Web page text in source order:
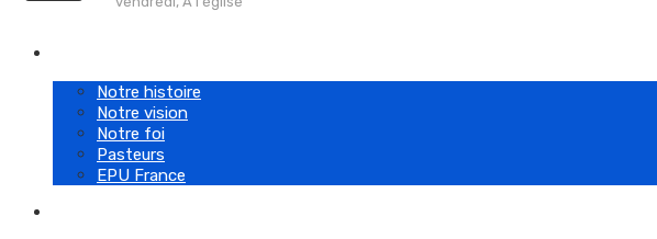
Notre histoire
Notre vision
Notre foi
Pasteurs
EPU France